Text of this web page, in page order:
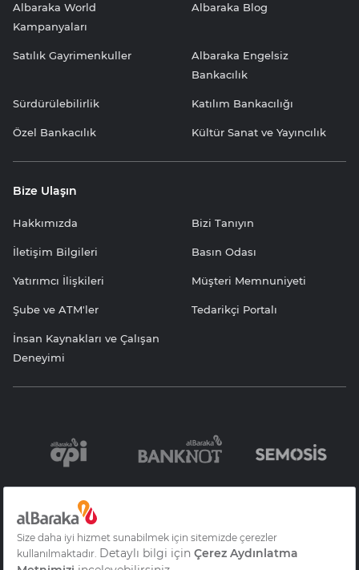
Albaraka World
Kampanyaları
Albaraka Blog
Satılık Gayrimenkuller
Albaraka Engelsiz
Bankacılık
Sürdürülebilirlik Katılım Bankacılığı
Özel Bankacılık Kültür Sanat ve Yayıncılık
Bize Ulaşın
Hakkımızda Bizi Tanıyın
İletişim Bilgileri Basın Odası
Yatırımcı İlişkileri Müşteri Memnuniyeti
Şube ve ATM'ler Tedarikçi Portalı
İnsan Kaynakları ve Çalışan
Deneyimi
Bilgi Toplumu
Hizmetleri
Sözleşme ve
Formlar
KVKK Aydınlatma